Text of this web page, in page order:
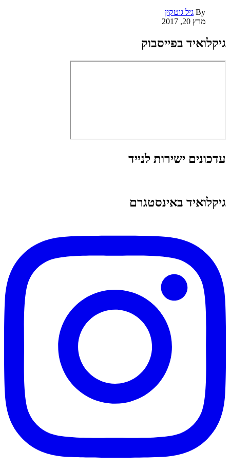
By גיל גוטקין
מרץ 20, 2017
גיקלואיד בפייסבוק
עדכונים ישירות לנייד
גיקלואיד באינסטגרם